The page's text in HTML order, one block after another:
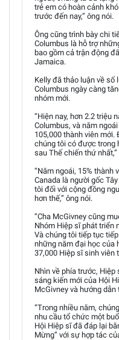
trẻ em có hoàn cảnh
trước đến nay,” ông nói.
Ông cũng trình bày chi
Columbus là hỗ trợ
bao gồm cả trận động
Jamaica.
Kelly đã thảo luận về số
Columbus ngày càng
nhóm mới.
“Hiện nay, hơn 2.2 triệu
Columbus, và năm
105,000 thành viên
chúng tôi có được trong
sau Thế chiến thứ nhất,”
“Năm ngoái, 15% thành
Canada là người gốc
tôi đối với cộng đồng
hơn thế,” ông nói.
“Cha McGivney cũng
Nhóm Hiệp sĩ phát triển
Và chúng tôi tiếp tục
những năm đại học của
37,000 Hiệp sĩ sinh viên
Nhìn về phía trước,
sáng kiến mới của Hội
McGivney và hướng
“Trong nhiều năm,
nhu cầu tổ chức một
Hội Hiệp sĩ đã đáp lại
Mừng” với sự hợp tác